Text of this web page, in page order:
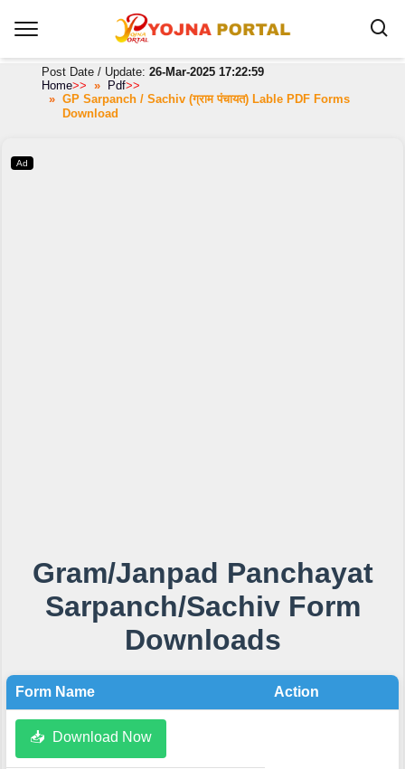
Post Date / Update:26-Mar-2025 17:22:59
Home>> Pdf>>
GP Sarpanch / Sachiv (ग्राम पंचायत) Lable PDF Forms
Download
Ad
Gram/Janpad Panchayat
Sarpanch/Sachiv Form
Downloads
Form Name Action
📥 Download Now